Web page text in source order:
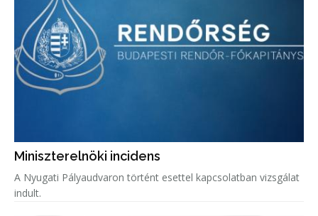
Miniszterelnöki incidens
A Nyugati Pályaudvaron történt esettel kapcsolatban vizsgálat
indult.